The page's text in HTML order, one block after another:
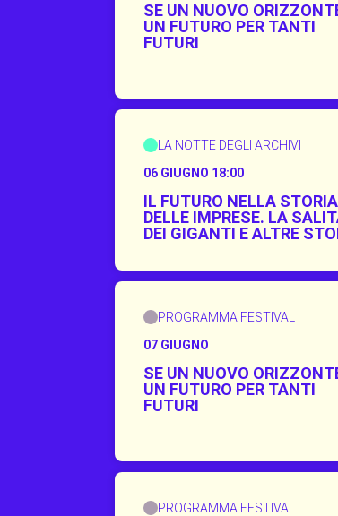
SE UN NUOVO
UN FUTURO PER TANTI
FUTURI
LA NOTTE DEGLI ARCHIVI
06 GIUGNO 18:00
IL FUTURO NELLA STORIA
DELLE IMPRESE. LA
DEI GIGANTI E ALTRE
PROGRAMMA FESTIVAL
07 GIUGNO
SE UN NUOVO
UN FUTURO PER TANTI
FUTURI
PROGRAMMA FESTIVAL